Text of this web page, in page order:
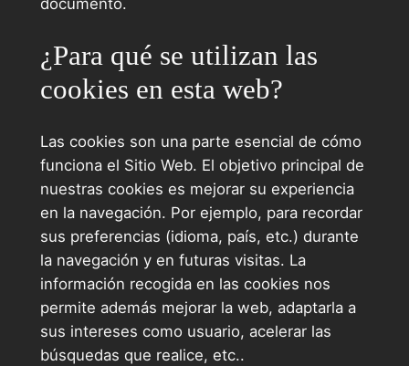
¿Para qué se utilizan las
cookies en esta web?
Las cookies son una parte esencial de cómo
funciona el Sitio Web. El objetivo principal de
nuestras cookies es mejorar su experiencia
en la navegación. Por ejemplo, para recordar
sus preferencias (idioma, país, etc.) durante
la navegación y en futuras visitas. La
información recogida en las cookies nos
permite además mejorar la web, adaptarla a
sus intereses como usuario, acelerar las
búsquedas que realice, etc..